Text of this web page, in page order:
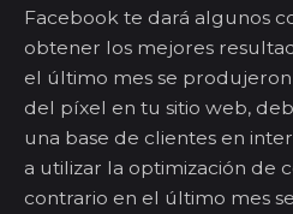
Facebook te dará algunos
obtener los mejores
el último mes se
del píxel en tu sitio web,
una base de clientes en
a utilizar la optimización de
contrario en el último mes